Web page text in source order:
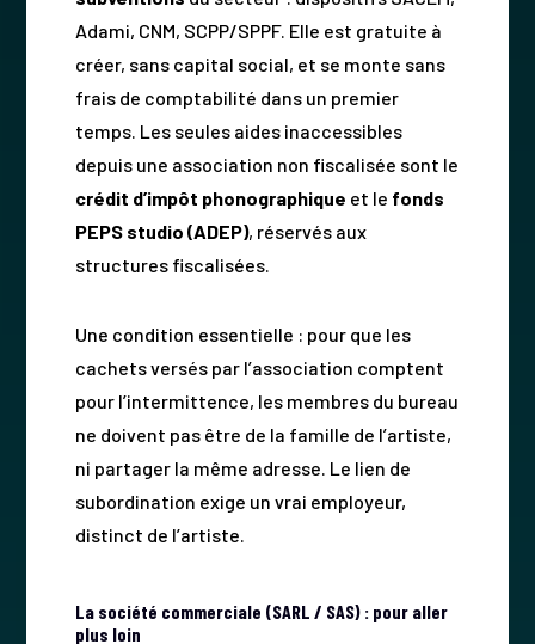
Adami, CNM, SCPP/SPPF. Elle est gratuite à
créer, sans capital social, et se monte sans
frais de comptabilité dans un premier
temps. Les seules aides inaccessibles
depuis une association non fiscalisée sont le
crédit d’impôt phonographique et le fonds
PEPS studio (ADEP), réservés aux
structures fiscalisées.
Une condition essentielle : pour que les
cachets versés par l’association comptent
pour l’intermittence, les membres du bureau
ne doivent pas être de la famille de l’artiste,
ni partager la même adresse. Le lien de
subordination exige un vrai employeur,
distinct de l’artiste.
La société commerciale (SARL / SAS) : pour aller
plus loin